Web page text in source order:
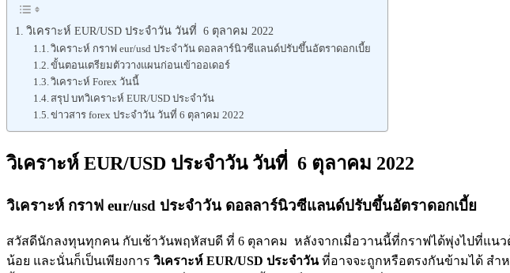
วิเคราะห์ EUR/USD ประจำวัน วันที่ 6 ตุลาคม 2022
วิเคราะห์ กราฟ eur/usd ประจำวัน ดอลลาร์นิวซีแลนด์ปรับขึ้นอัตราดอกเบี้ย
ขั้นตอนเตรียมตัววางแผนก่อนเข้าออเดอร์
วิเคราะห์ Forex วันนี้
สรุป บทวิเคราะห์ EUR/USD ประจำวัน
ข่าวสาร forex ประจำวัน วันที่ 6 ตุลาคม 2022
วิเคราะห์ EUR/USD ประจำวัน วันที่ 6 ตุลาคม 2022
วิเคราะห์ กราฟ eur/usd ประจำวัน ดอลลาร์นิวซีแลนด์ปรับขึ้นอัตราดอกเบี้ย
สวัสดีนักลงทุนทุกคน กับเช้าวันพฤหัสบดี ที่ 6 ตุลาคม หลังจากเมื่อวานนี้ที่กราฟได้พุ่งไปที่แนว
น้อย และนั่นก็เป็นเพียงการ วิเคราะห์ EUR/USD ประจำวันที่อาจจะถูกหรือตรงกันข้ามได้ สำห